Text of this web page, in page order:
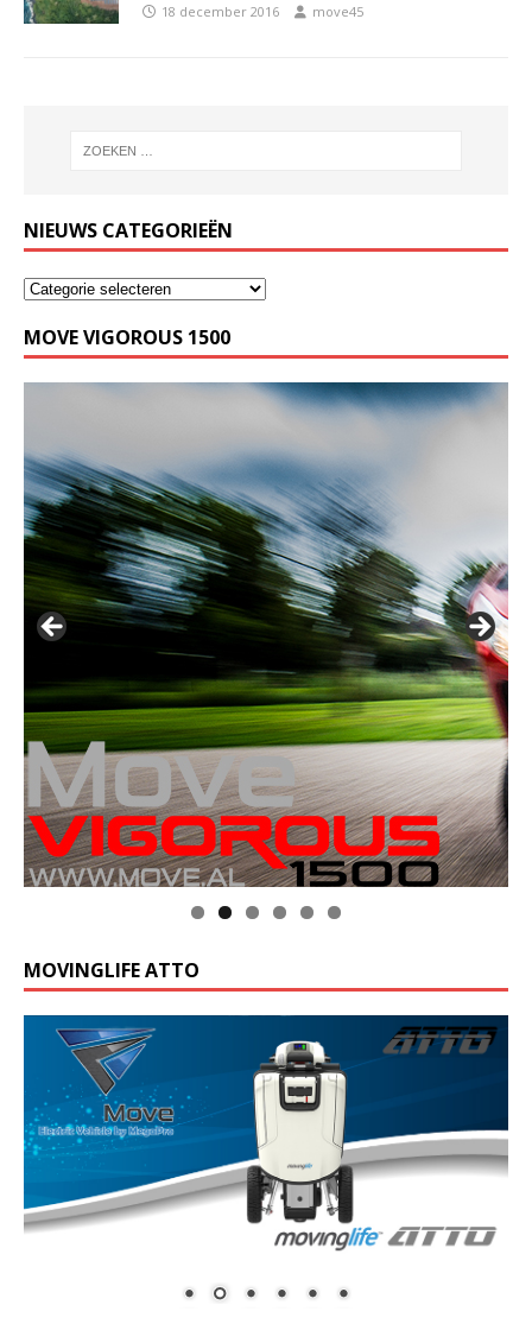
18 december 2016 move45
NIEUWS CATEGORIEËN
MOVE VIGOROUS 1500
MOVINGLIFE ATTO